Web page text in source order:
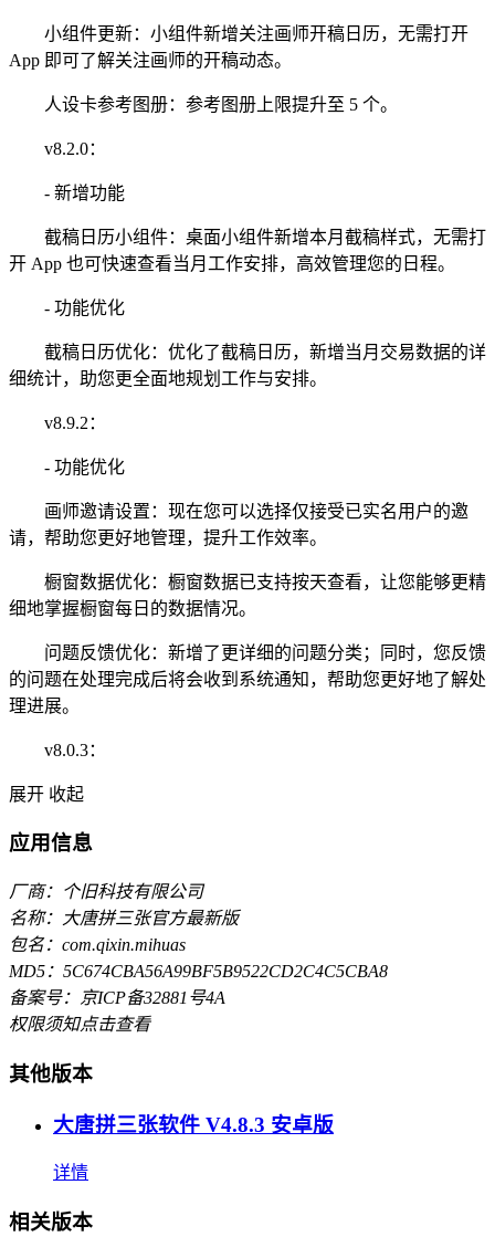
小组件更新：小组件新增关注画师开稿日历，无需打开
App 即可了解关注画师的开稿动态。
人设卡参考图册：参考图册上限提升至 5 个。
v8.2.0：
- 新增功能
截稿日历小组件：桌面小组件新增本月截稿样式，无需打
开 App 也可快速查看当月工作安排，高效管理您的日程。
- 功能优化
截稿日历优化：优化了截稿日历，新增当月交易数据的详
细统计，助您更全面地规划工作与安排。
v8.9.2：
- 功能优化
画师邀请设置：现在您可以选择仅接受已实名用户的邀
请，帮助您更好地管理，提升工作效率。
橱窗数据优化：橱窗数据已支持按天查看，让您能够更精
细地掌握橱窗每日的数据情况。
问题反馈优化：新增了更详细的问题分类；同时，您反馈
的问题在处理完成后将会收到系统通知，帮助您更好地了解处
理进展。
v8.0.3：
展开 收起
应用信息
厂商：个旧科技有限公司
名称：大唐拼三张官方最新版
包名：com.qixin.mihuas
MD5：5C674CBA56A99BF5B9522CD2C4C5CBA8
备案号：京ICP备32881号4A
权限须知点击查看
其他版本
大唐拼三张软件 V4.8.3 安卓版
详情
相关版本